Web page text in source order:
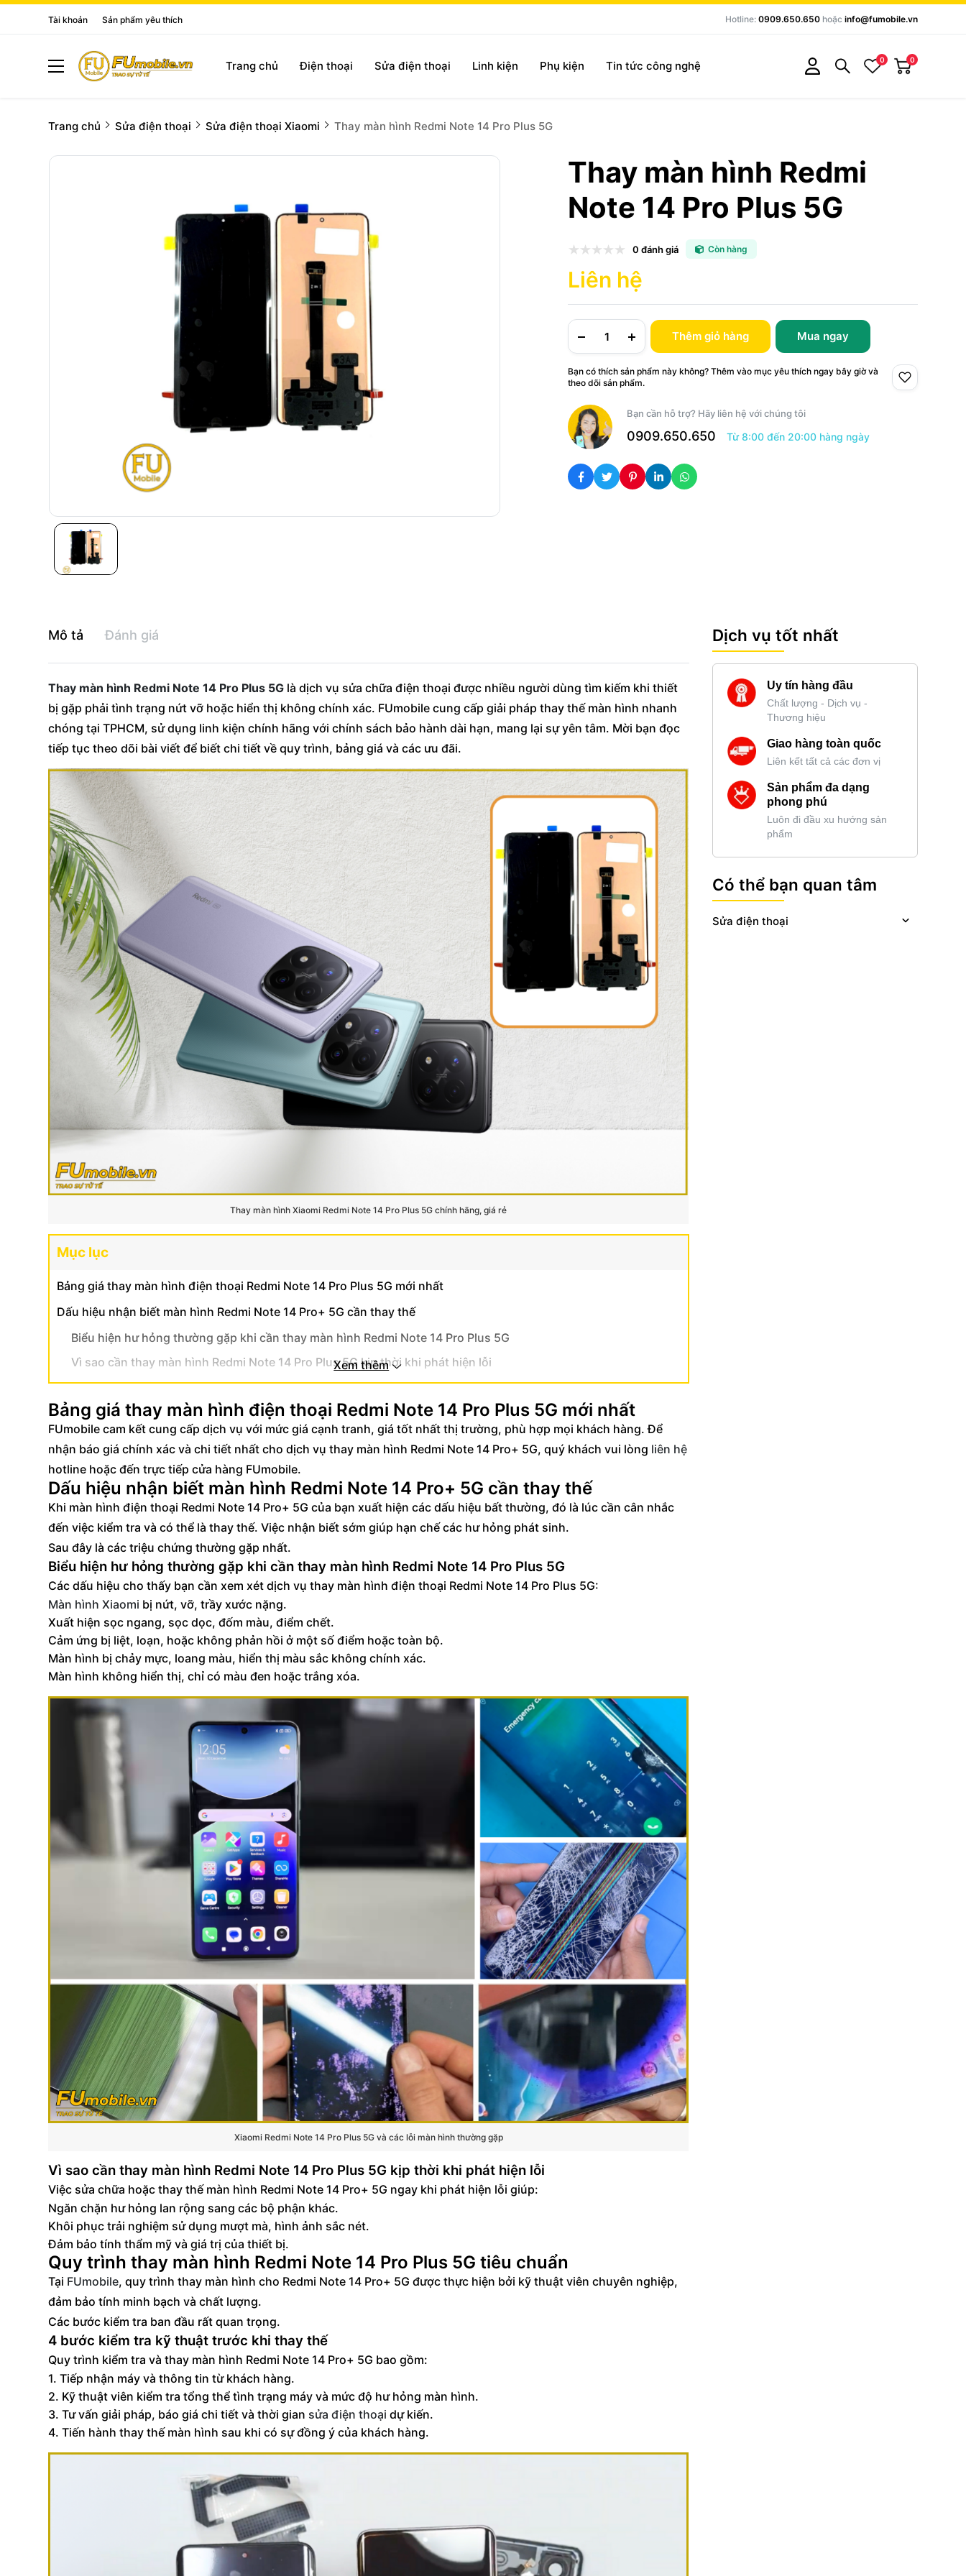
Tài khoản Sản phẩm yêu thích Hotline: 0909.650.650 hoặc info@fumobile.vn
Trang chủ Điện thoại Sửa điện thoại Linh kiện Phụ kiện Tin tức công nghệ 0 0
Trang chủ Sửa điện thoại Sửa điện thoại Xiaomi Thay màn hình Redmi Note 14 Pro Plus 5G
Thay màn hình Redmi
Note 14 Pro Plus 5G
0 đánh giá Còn hàng
Liên hệ
Thêm giỏ hàng Mua ngay
Bạn có thích sản phẩm này không? Thêm vào mục yêu thích ngay bây giờ và
theo dõi sản phẩm.
Bạn cần hỗ trợ? Hãy liên hệ với chúng tôi
0909.650.650 Từ 8:00 đến 20:00 hàng ngày
Mô tả Đánh giá
Thay màn hình Redmi Note 14 Pro Plus 5G là dịch vụ sửa chữa điện thoại được nhiều người dùng tìm kiếm khi thiết
bị gặp phải tình trạng nứt vỡ hoặc hiển thị không chính xác. FUmobile cung cấp giải pháp thay thế màn hình nhanh
chóng tại TPHCM, sử dụng linh kiện chính hãng với chính sách bảo hành dài hạn, mang lại sự yên tâm. Mời bạn đọc
tiếp tục theo dõi bài viết để biết chi tiết về quy trình, bảng giá và các ưu đãi.
Thay màn hình Xiaomi Redmi Note 14 Pro Plus 5G chính hãng, giá rẻ
Mục lục
Bảng giá thay màn hình điện thoại Redmi Note 14 Pro Plus 5G mới nhất
Dấu hiệu nhận biết màn hình Redmi Note 14 Pro+ 5G cần thay thế
Biểu hiện hư hỏng thường gặp khi cần thay màn hình Redmi Note 14 Pro Plus 5G
Vì sao cần thay màn hình Redmi Note 14 Pro Plus 5G kịp thời khi phát hiện lỗi
Quy trình thay màn hình Redmi Note 14 Pro Plus 5G tiêu chuẩn
4 bước kiểm tra kỹ thuật trước khi thay thế
Cách nhận biết linh kiện chính hãng Xiaomi
Lợi ích khi thay màn hình Redmi Note 14 Pro+ 5G tại FUmobile
Cam kết sử dụng panel AMOLED nguyên bản
Chính sách bảo hành ưu việt sau sửa chữa
Câu hỏi thường gặp về dịch vụ thay màn hình Xiaomi Redmi Note 14 Pro+
Thời gian hoàn thành dịch vụ thay màn hình Redmi Note 14 Pro+ 5G trong bao lâu?
Cần lưu ý gì sau khi thay màn hình Redmi Note 14 Pro Plus 5G mới?
Xem thêm
Bảng giá thay màn hình điện thoại Redmi Note 14 Pro Plus 5G mới nhất
FUmobile cam kết cung cấp dịch vụ với mức giá cạnh tranh, giá tốt nhất thị trường, phù hợp mọi khách hàng. Để
nhận báo giá chính xác và chi tiết nhất cho dịch vụ thay màn hình Redmi Note 14 Pro+ 5G, quý khách vui lòng liên hệ
hotline hoặc đến trực tiếp cửa hàng FUmobile.
Dấu hiệu nhận biết màn hình Redmi Note 14 Pro+ 5G cần thay thế
Khi màn hình điện thoại Redmi Note 14 Pro+ 5G của bạn xuất hiện các dấu hiệu bất thường, đó là lúc cần cân nhắc
đến việc kiểm tra và có thể là thay thế. Việc nhận biết sớm giúp hạn chế các hư hỏng phát sinh.
Sau đây là các triệu chứng thường gặp nhất.
Biểu hiện hư hỏng thường gặp khi cần thay màn hình Redmi Note 14 Pro Plus 5G
Các dấu hiệu cho thấy bạn cần xem xét dịch vụ thay màn hình điện thoại Redmi Note 14 Pro Plus 5G:
Màn hình Xiaomi bị nứt, vỡ, trầy xước nặng.
Xuất hiện sọc ngang, sọc dọc, đốm màu, điểm chết.
Cảm ứng bị liệt, loạn, hoặc không phản hồi ở một số điểm hoặc toàn bộ.
Màn hình bị chảy mực, loang màu, hiển thị màu sắc không chính xác.
Màn hình không hiển thị, chỉ có màu đen hoặc trắng xóa.
Xiaomi Redmi Note 14 Pro Plus 5G và các lỗi màn hình thường gặp
Vì sao cần thay màn hình Redmi Note 14 Pro Plus 5G kịp thời khi phát hiện lỗi
Việc sửa chữa hoặc thay thế màn hình Redmi Note 14 Pro+ 5G ngay khi phát hiện lỗi giúp:
Ngăn chặn hư hỏng lan rộng sang các bộ phận khác.
Khôi phục trải nghiệm sử dụng mượt mà, hình ảnh sắc nét.
Đảm bảo tính thẩm mỹ và giá trị của thiết bị.
Quy trình thay màn hình Redmi Note 14 Pro Plus 5G tiêu chuẩn
Tại FUmobile, quy trình thay màn hình cho Redmi Note 14 Pro+ 5G được thực hiện bởi kỹ thuật viên chuyên nghiệp,
đảm bảo tính minh bạch và chất lượng.
Các bước kiểm tra ban đầu rất quan trọng.
4 bước kiểm tra kỹ thuật trước khi thay thế
Quy trình kiểm tra và thay màn hình Redmi Note 14 Pro+ 5G bao gồm:
1. Tiếp nhận máy và thông tin từ khách hàng.
2. Kỹ thuật viên kiểm tra tổng thể tình trạng máy và mức độ hư hỏng màn hình.
3. Tư vấn giải pháp, báo giá chi tiết và thời gian sửa điện thoại dự kiến.
4. Tiến hành thay thế màn hình sau khi có sự đồng ý của khách hàng.
Dịch vụ tốt nhất
Uy tín hàng đầu
Chất lượng - Dịch vụ -
Thương hiệu
Giao hàng toàn quốc
Liên kết tất cả các đơn vị
Sản phẩm đa dạng
phong phú
Luôn đi đầu xu hướng sản
phẩm
Có thể bạn quan tâm
Sửa điện thoại